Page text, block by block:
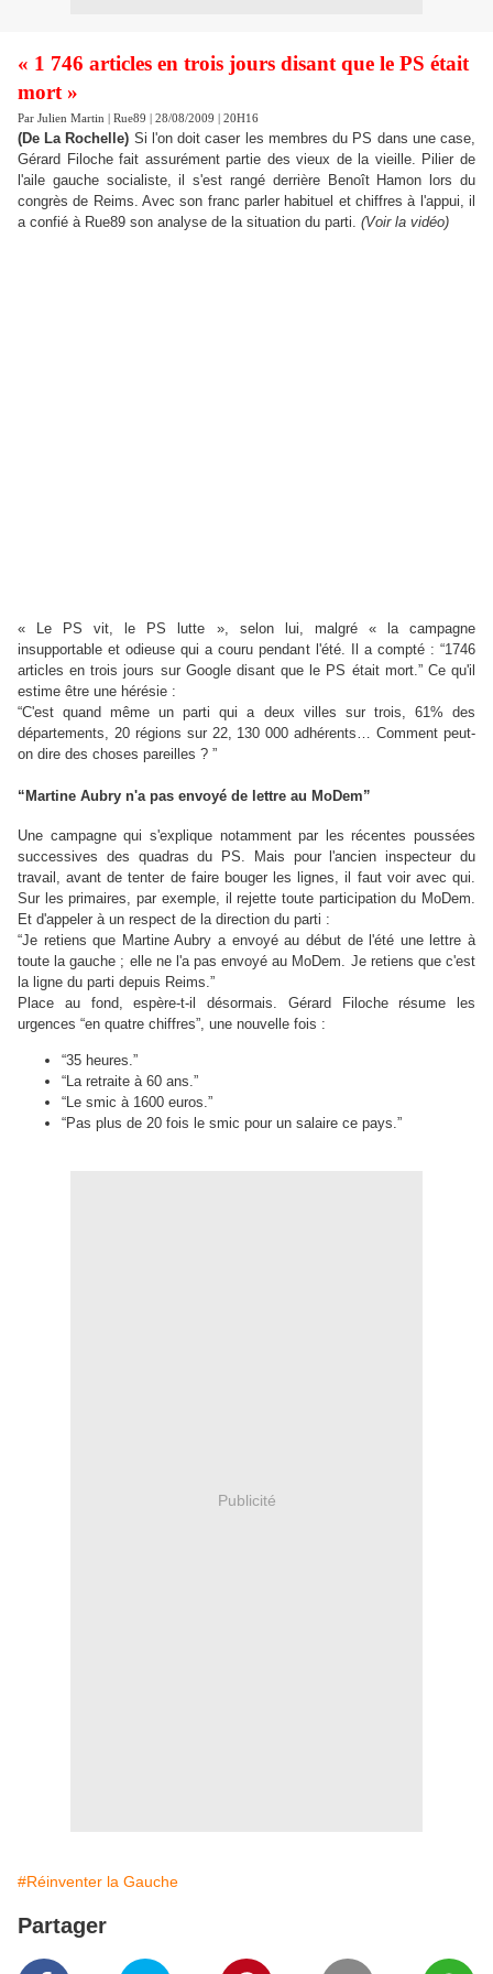
« 1 746 articles en trois jours disant que le PS était
mort »
Par Julien Martin | Rue89 | 28/08/2009 | 20H16
(De La Rochelle) Si l'on doit caser les membres du PS dans une case,
Gérard Filoche fait assurément partie des vieux de la vieille. Pilier de
l'aile gauche socialiste, il s'est rangé derrière Benoît Hamon lors du
congrès de Reims. Avec son franc parler habituel et chiffres à l'appui, il
a confié à Rue89 son analyse de la situation du parti. (Voir la vidéo)
« Le PS vit, le PS lutte », selon lui, malgré « la campagne
insupportable et odieuse qui a couru pendant l'été. Il a compté : “1746
articles en trois jours sur Google disant que le PS était mort.” Ce qu'il
estime être une hérésie :
“C'est quand même un parti qui a deux villes sur trois, 61% des
départements, 20 régions sur 22, 130 000 adhérents… Comment peut-
on dire des choses pareilles ? ”
“Martine Aubry n'a pas envoyé de lettre au MoDem”
Une campagne qui s'explique notamment par les récentes poussées
successives des quadras du PS. Mais pour l'ancien inspecteur du
travail, avant de tenter de faire bouger les lignes, il faut voir avec qui.
Sur les primaires, par exemple, il rejette toute participation du MoDem.
Et d'appeler à un respect de la direction du parti :
“Je retiens que Martine Aubry a envoyé au début de l'été une lettre à
toute la gauche ; elle ne l'a pas envoyé au MoDem. Je retiens que c'est
la ligne du parti depuis Reims.”
Place au fond, espère-t-il désormais. Gérard Filoche résume les
urgences “en quatre chiffres”, une nouvelle fois :
“35 heures.”
“La retraite à 60 ans.”
“Le smic à 1600 euros.”
“Pas plus de 20 fois le smic pour un salaire ce pays.”
Publicité
#Réinventer la Gauche
Partager